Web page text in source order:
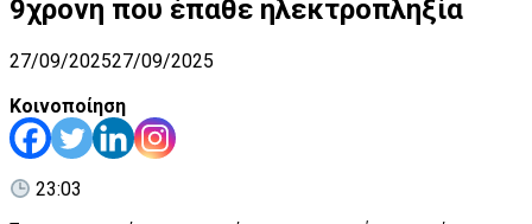
9χρονη που έπαθε ηλεκτροπληξία
27/09/202527/09/2025
Κοινοποίηση
23:03